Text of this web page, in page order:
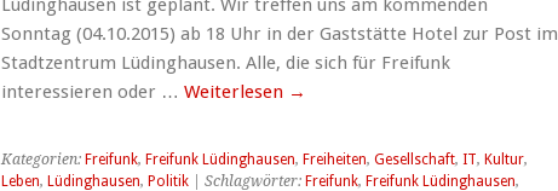
Lüdinghausen ist geplant. Wir treffen uns am kommenden
Sonntag (04.10.2015) ab 18 Uhr in der Gaststätte Hotel zur Post im
Stadtzentrum Lüdinghausen. Alle, die sich für Freifunk
interessieren oder … Weiterlesen →
Kategorien: Freifunk, Freifunk Lüdinghausen, Freiheiten, Gesellschaft, IT, Kultur,
Leben, Lüdinghausen, Politik| Schlagwörter: Freifunk, Freifunk Lüdinghausen,